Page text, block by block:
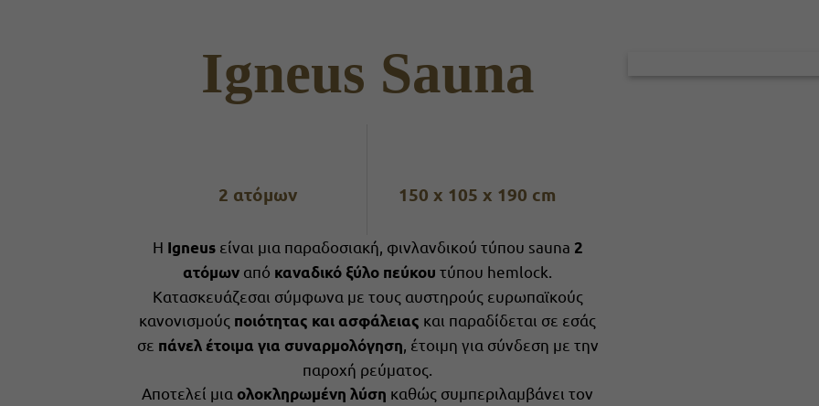
Igneus Sauna
2 ατόμων 150 x 105 x 190 cm
Η Igneusείναι μια παραδοσιακή, φινλανδικού τύπου sauna 2
ατόμων από καναδικό ξύλο πεύκου τύπου hemlock.
Κατασκευάζεσαι σύμφωνα με τους αυστηρούς ευρωπαϊκούς
κανονισμούς ποιότητας και ασφάλειας και παραδίδεται σε εσάς
σε πάνελ έτοιμα για συναρμολόγηση , έτοιμη για σύνδεση με την
παροχή ρεύματος.
Αποτελεί μια ολοκληρωμένη λύση καθώς συμπεριλαμβάνει τον